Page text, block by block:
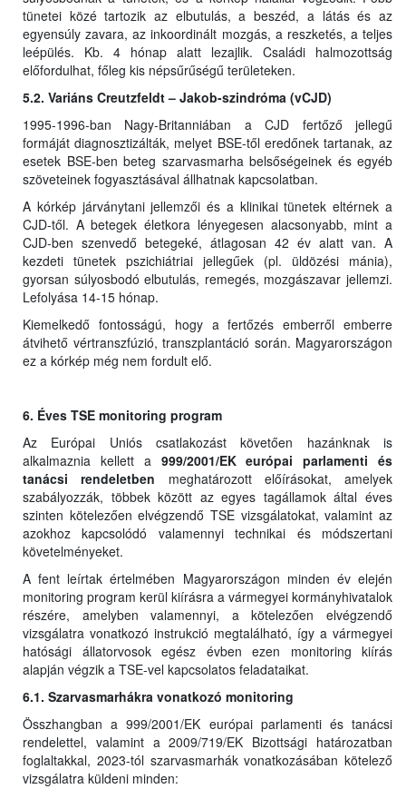
tünetei közé tartozik az elbutulás, a beszéd, a látás és az
egyensúly zavara, az inkoordinált mozgás, a reszketés, a teljes
leépülés. Kb. 4 hónap alatt lezajlik. Családi halmozottság
előfordulhat, főleg kis népsűrűségű területeken.
5.2. Variáns Creutzfeldt – Jakob-szindróma (vCJD)
1995-1996-ban Nagy-Britanniában a CJD fertőző jellegű
formáját diagnosztizálták, melyet BSE-től eredőnek tartanak, az
esetek BSE-ben beteg szarvasmarha belsőségeinek és egyéb
szöveteinek fogyasztásával állhatnak kapcsolatban.
A kórkép járványtani jellemzői és a klinikai tünetek eltérnek a
CJD-től. A betegek életkora lényegesen alacsonyabb, mint a
CJD-ben szenvedő betegeké, átlagosan 42 év alatt van. A
kezdeti tünetek pszichiátriai jellegűek (pl. üldözési mánia),
gyorsan súlyosbodó elbutulás, remegés, mozgászavar jellemzi.
Lefolyása 14-15 hónap.
Kiemelkedő fontosságú, hogy a fertőzés emberről emberre
átvihető vértranszfúzió, transzplantáció során. Magyarországon
ez a kórkép még nem fordult elő.
6. Éves TSE monitoring program
Az Európai Uniós csatlakozást követően hazánknak is
alkalmaznia kellett a 999/2001/EK európai parlamenti és
tanácsi rendeletben meghatározott előírásokat, amelyek
szabályozzák, többek között az egyes tagállamok által éves
szinten kötelezően elvégzendő TSE vizsgálatokat, valamint az
azokhoz kapcsolódó valamennyi technikai és módszertani
követelményeket.
A fent leírtak értelmében Magyarországon minden év elején
monitoring program kerül kiírásra a vármegyei kormányhivatalok
részére, amelyben valamennyi, a kötelezően elvégzendő
vizsgálatra vonatkozó instrukció megtalálható, így a vármegyei
hatósági állatorvosok egész évben ezen monitoring kiírás
alapján végzik a TSE-vel kapcsolatos feladataikat.
6.1. Szarvasmarhákra vonatkozó monitoring
Összhangban a 999/2001/EK európai parlamenti és tanácsi
rendelettel, valamint a 2009/719/EK Bizottsági határozatban
foglaltakkal, 2023-tól szarvasmarhák vonatkozásában kötelező
vizsgálatra küldeni minden: